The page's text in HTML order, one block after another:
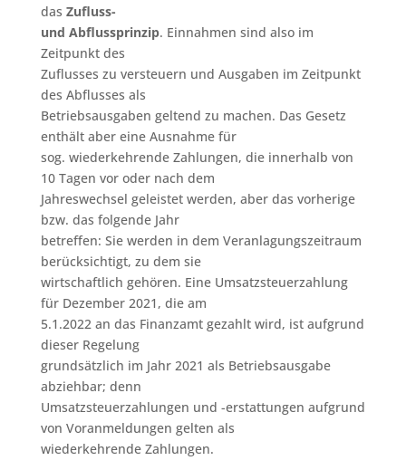
das Zufluss-
und Abflussprinzip. Einnahmen sind also im
Zeitpunkt des
Zuflusses zu versteuern und Ausgaben im Zeitpunkt
des Abflusses als
Betriebsausgaben geltend zu machen. Das Gesetz
enthält aber eine Ausnahme für
sog. wiederkehrende Zahlungen, die innerhalb von
10 Tagen vor oder nach dem
Jahreswechsel geleistet werden, aber das vorherige
bzw. das folgende Jahr
betreffen: Sie werden in dem Veranlagungszeitraum
berücksichtigt, zu dem sie
wirtschaftlich gehören. Eine Umsatzsteuerzahlung
für Dezember 2021, die am
5.1.2022 an das Finanzamt gezahlt wird, ist aufgrund
dieser Regelung
grundsätzlich im Jahr 2021 als Betriebsausgabe
abziehbar; denn
Umsatzsteuerzahlungen und -erstattungen aufgrund
von Voranmeldungen gelten als
wiederkehrende Zahlungen.